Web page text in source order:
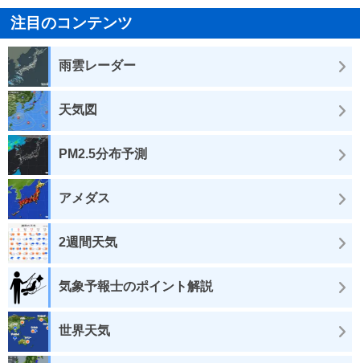
注目のコンテンツ
雨雲レーダー
天気図
PM2.5分布予測
アメダス
2週間天気
気象予報士のポイント解説
世界天気